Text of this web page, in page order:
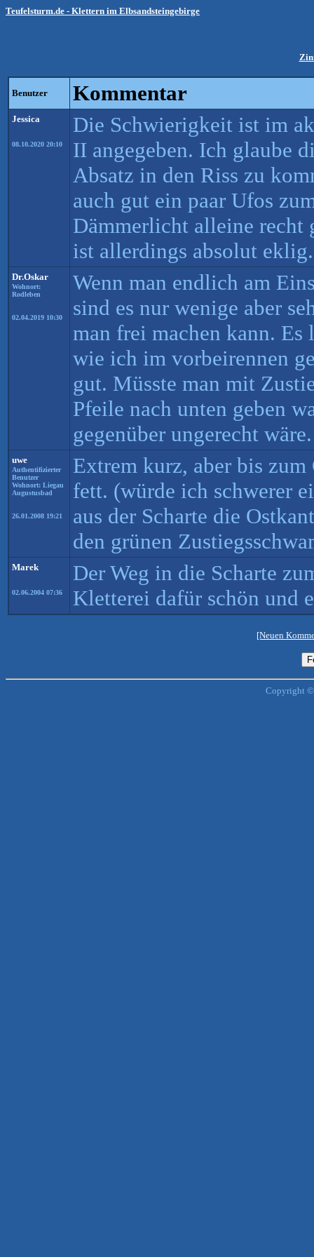
Teufelsturm.de - Klettern im Elbsandsteingebirge
Benutzer Kommentar
Jessica
08.10.2020 20:10
Die Schwierigkeit ist im
II angegeben. Ich glaube
Absatz in den Riss zu
auch gut ein paar Ufos
Dämmerlicht alleine recht
ist allerdings absolut eklig.
Dr.Oskar
Wohnort:
Rodleben
02.04.2019 10:30
Wenn man endlich am
sind es nur wenige aber
man frei machen kann. Es
wie ich im vorbeirennen
gut. Müsste man mit
Pfeile nach unten geben
gegenüber ungerecht wäre.
uwe
Authentifizierter
Benutzer
Wohnort: Liegau
Augustusbad
26.01.2008 19:21
Extrem kurz, aber bis
fett. (würde ich schwerer
aus der Scharte die
den grünen
Marek
02.06.2004 07:36
Der Weg in die Scharte
Kletterei dafür schön und
[Neuen
Copyright ©